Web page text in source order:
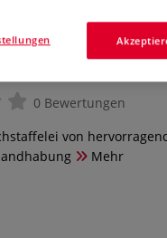
21 Lyra-
0 Bewertungen
von
Mehr